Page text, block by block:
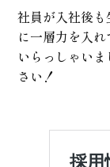
社員が入社後
に一層力を入
いらっしゃい
さい！